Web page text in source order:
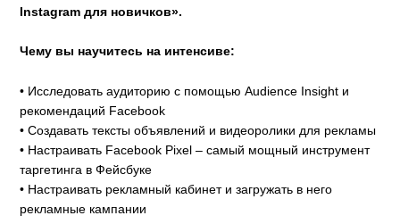
Instagram для новичков».
Чему вы научитесь на интенсиве:
• Исследовать аудиторию с помощью Audience Insight и
рекомендаций Facebook
• Создавать тексты объявлений и видеоролики для рекламы
• Настраивать Facebook Pixel – самый мощный инструмент
таргетинга в Фейсбуке
• Настраивать рекламный кабинет и загружать в него
рекламные кампании